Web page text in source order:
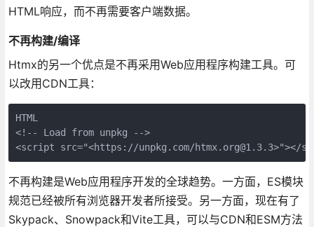
HTML响应，而不再需要客户端数据。
不再构建/编译
Htmx的另一个优点是不再采用Web应用程序构建工具。可
以改用CDN工具：
HTML
<!-- Load from unpkg -->
<script src="<https://unpkg.com/htmx.org@1.3.3>"></
不再构建是Web应用程序开发的全球趋势。一方面，ES模块
规范已经被所有浏览器开发者所接受。另一方面，现在有了
Skypack、Snowpack和Vite工具，可以与CDN和ESM方法